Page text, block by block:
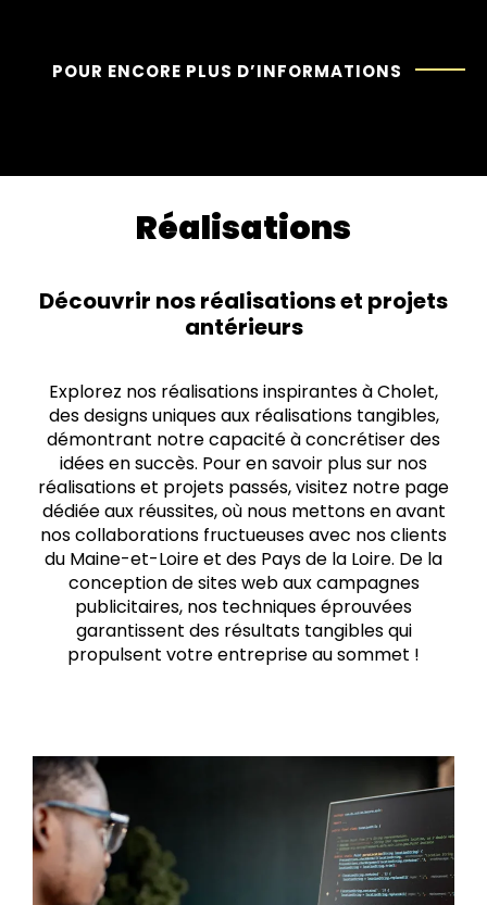
POUR ENCORE PLUS D’INFORMATIONS
Réalisations
Découvrir nos réalisations et projets
antérieurs
Explorez nos réalisations inspirantes à Cholet,
des designs uniques aux réalisations tangibles,
démontrant notre capacité à concrétiser des
idées en succès. Pour en savoir plus sur nos
réalisations et projets passés, visitez notre page
dédiée aux réussites, où nous mettons en avant
nos collaborations fructueuses avec nos clients
du Maine-et-Loire et des Pays de la Loire. De la
conception de sites web aux campagnes
publicitaires, nos techniques éprouvées
garantissent des résultats tangibles qui
propulsent votre entreprise au sommet !